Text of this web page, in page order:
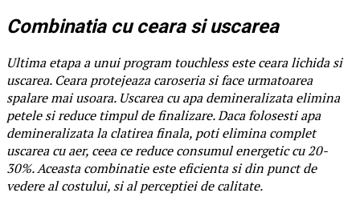
Combinatia cu ceara si uscarea
Ultima etapa a unui program touchless este ceara lichida si
uscarea. Ceara protejeaza caroseria si face urmatoarea
spalare mai usoara. Uscarea cu apa demineralizata elimina
petele si reduce timpul de finalizare. Daca folosesti apa
demineralizata la clatirea finala, poti elimina complet
uscarea cu aer, ceea ce reduce consumul energetic cu 20-
30%. Aceasta combinatie este eficienta si din punct de
vedere al costului, si al perceptiei de calitate.